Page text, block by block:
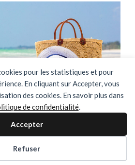
pour les statistiques et pour
En cliquant sur Accepter, vous
des cookies. En savoir plus dans
de confidentialité.
Accepter
Refuser
ESTIVALE ✨🌴
AU 31 AOUT INCLUS